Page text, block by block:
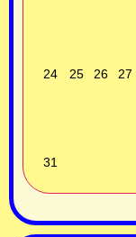
24 25 26 27
31